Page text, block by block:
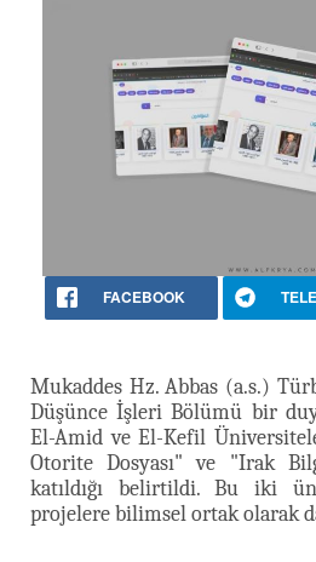
FACEBOOK
Mukaddes Hz. Abbas (a.s.)
Düşünce İşleri Bölümü bir
El-Amid ve El-Kefil
Otorite Dosyası" ve "Irak
katıldığı belirtildi. Bu iki
projelere bilimsel ortak olarak